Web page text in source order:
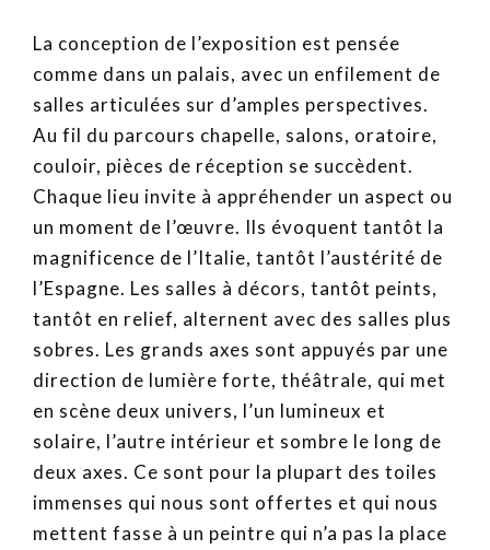
La conception de l’exposition est pensée
comme dans un palais, avec un enfilement de
salles articulées sur d’amples perspectives.
Au fil du parcours chapelle, salons, oratoire,
couloir, pièces de réception se succèdent.
Chaque lieu invite à appréhender un aspect ou
un moment de l’œuvre. Ils évoquent tantôt la
magnificence de l’Italie, tantôt l’austérité de
l’Espagne. Les salles à décors, tantôt peints,
tantôt en relief, alternent avec des salles plus
sobres. Les grands axes sont appuyés par une
direction de lumière forte, théâtrale, qui met
en scène deux univers, l’un lumineux et
solaire, l’autre intérieur et sombre le long de
deux axes. Ce sont pour la plupart des toiles
immenses qui nous sont offertes et qui nous
mettent fasse à un peintre qui n’a pas la place